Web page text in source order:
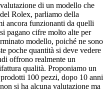
di un modello che
Rolex, parliamo della
ancora funzionanti da quelli
pagano cifre molto alte per
modello, poiché ne sono
poche quantità si deve vedere
offrono realmente un
qualità. Proponiamo un
100 pezzi, dopo 10 anni
si ha alcuna valutazione ma